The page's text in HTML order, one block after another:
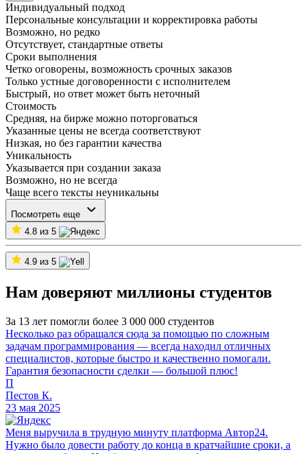
Индивидуальный подход
Персональные консультации и корректировка работы
Возможно, но редко
Отсутствует, стандартные ответы
Сроки выполнения
Четко оговорены, возможность срочных заказов
Только устные договоренности с исполнителем
Быстрый, но ответ может быть неточный
Стоимость
Средняя, на бирже можно поторговаться
Указанные цены не всегда соответствуют
Низкая, но без гарантии качества
Уникальность
Указывается при создании заказа
Возможно, но не всегда
Чаще всего тексты неуникальны
Посмотреть еще
4.8 из 5
4.9 из 5
Нам доверяют миллионы студентов
За 13 лет помогли более 3 000 000 студентов
Несколько раз обращался сюда за помощью по сложным
задачам программирования — всегда находил отличных
специалистов, которые быстро и качественно помогали.
Гарантия безопасности сделки — большой плюс!
П
Пестов К.
23 мая 2025
Меня выручила в трудную минуту платформа Автор24.
Нужно было довести работу до конца в кратчайшие сроки, а